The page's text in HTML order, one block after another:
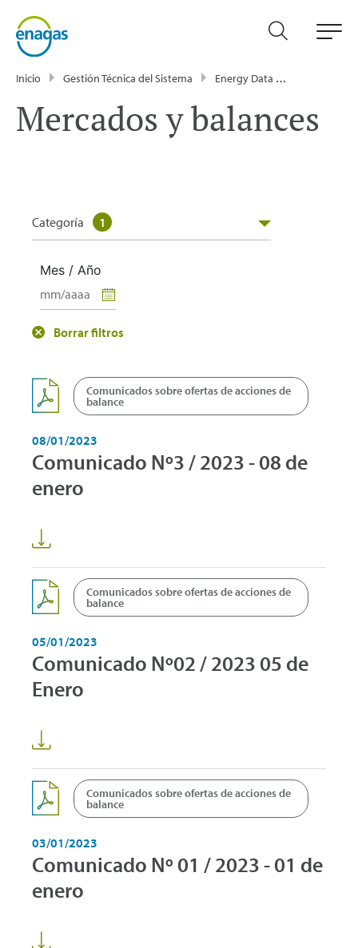
Inicio Gestión Técnica del Sistema Energy Data
Mercados y balances
Categoría 1
Mes / Año
Borrar filtros
Comunicados sobre ofertas de acciones de
balance
08/01/2023
Comunicado Nº3 / 2023 - 08 de
enero
Comunicados sobre ofertas de acciones de
balance
05/01/2023
Comunicado Nº02 / 2023 05 de
Enero
Comunicados sobre ofertas de acciones de
balance
03/01/2023
Comunicado Nº 01 / 2023 - 01 de
enero